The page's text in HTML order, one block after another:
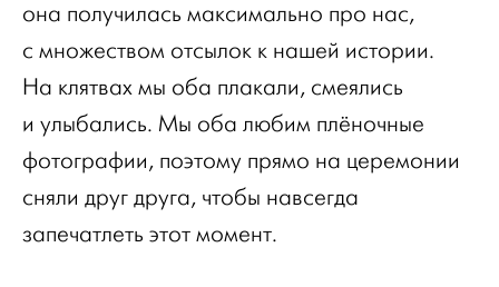
она получилась максимально про нас,
с множеством отсылок к нашей истории.
На клятвах мы оба плакали, смеялись
и улыбались. Мы оба любим плёночные
фотографии, поэтому прямо на церемонии
сняли друг друга, чтобы навсегда
запечатлеть этот момент.